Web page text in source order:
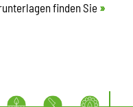
finden Sie »